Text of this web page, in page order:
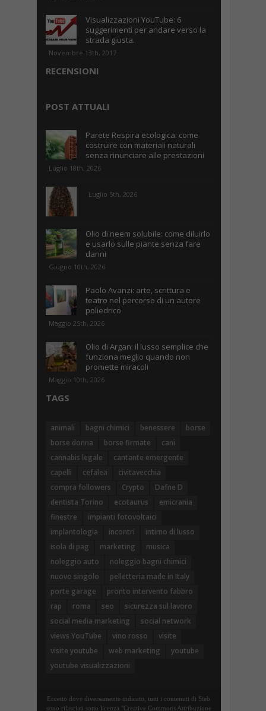
Visualizzazioni YouTube: 6
suggerimenti per andare verso la
strada giusta.
Novembre 13th, 2017
RECENSIONI
POST ATTUALI
Parete Respira ecologica: come
costruire con materiali naturali
senza rinunciare alle prestazioni
Luglio 18th, 2026
Luglio 5th, 2026
Olio di neem solubile: come diluirlo
e usarlo sulle piante senza fare
danni
Giugno 10th, 2026
Paolo Avanzi: arte, scrittura e
teatro nel percorso di un autore
poliedrico
Maggio 25th, 2026
Olio di Argan: il lusso semplice che
funziona meglio quando non
promette miracoli
Maggio 10th, 2026
TAGS
animali bagni chimici benessere
borse
borse donna
borse firmate
cani
cannabis legale
cantante emergente
capelli
cefalea
civitavecchia
compra followers
Crypto
Dafne D
dentista Torino
ecotaurus
emicrania
finestre
impianti fotovoltaici
implantologia
incontri
intimo di lusso
isola di pag
marketing
musica
noleggio auto
noleggio bagni chimici
nuovo singolo
pelletteria made in Italy
porte garage
pronto intervento fabbro
rap
roma seo
sicurezza sul lavoro
social media marketing
social network
views YouTube
vino rosso
visite
visite youtube
web marketing
youtube
youtube visualizzazioni
Eccetto dove diversamente indicato, tutti i contenuti di Steb
sono rilasciati sotto licenza "Creative Commons Attribuzione